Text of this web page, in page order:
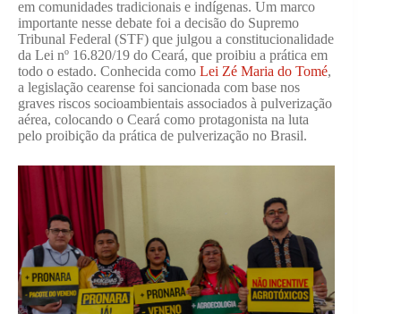
em comunidades tradicionais e indígenas. Um marco
importante nesse debate foi a decisão do Supremo
Tribunal Federal (STF) que julgou a constitucionalidade
da Lei nº 16.820/19 do Ceará, que proibiu a prática em
todo o estado. Conhecida como Lei Zé Maria do Tomé,
a legislação cearense foi sancionada com base nos
graves riscos socioambientais associados à pulverização
aérea, colocando o Ceará como protagonista na luta
pelo proibição da prática de pulverização no Brasil.